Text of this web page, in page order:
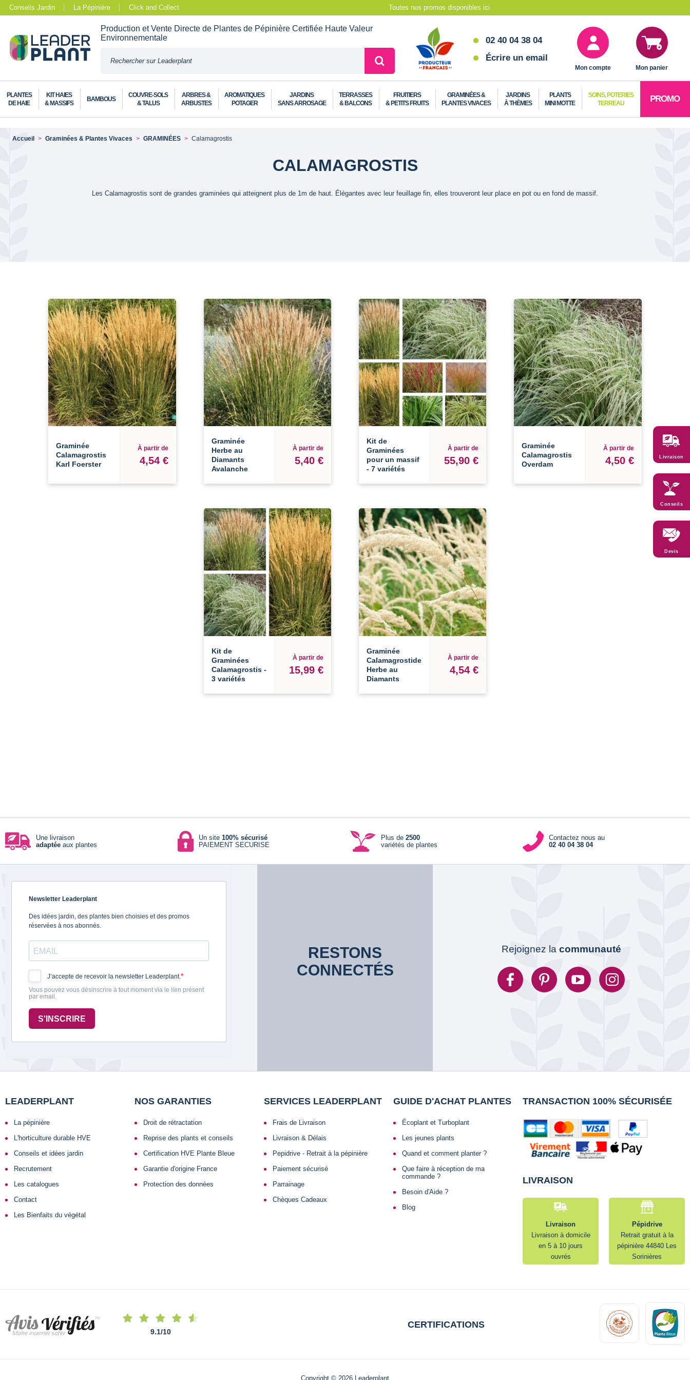
Conseils Jardin La Pépinière Click and Collect Toutes nos promos disponibles ici
Production et Vente Directe de Plantes de Pépinière Certifiée Haute Valeur
Environnementale
02 40 04 38 04
Écrire un email
Mon compte Mon panier
PLANTES
DE HAIE
KIT HAIES
& MASSIFS
BAMBOUS
COUVRE-SOLS
& TALUS
ARBRES &
ARBUSTES
AROMATIQUES
POTAGER
JARDINS
SANS ARROSAGE
TERRASSES
& BALCONS
FRUITIERS
& PETITS FRUITS
GRAMINÉES &
PLANTES VIVACES
JARDINS
À THÈMES
PLANTS
MINI MOTTE
SOINS, POTERIES
TERREAU
PROMO
Accueil Graminées & Plantes Vivaces GRAMINÉES Calamagrostis
CALAMAGROSTIS
Les Calamagrostis sont de grandes graminées qui atteignent plus de 1m de haut. Élégantes avec leur feuillage fin, elles trouveront leur place en pot ou en fond de massif.
Graminée
Calamagrostis
Karl Foerster
À partir de
4,54 €
Graminée
Herbe au
Diamants
Avalanche
À partir de
5,40 €
Kit de
Graminées
pour un massif
- 7 variétés
À partir de
55,90 €
Graminée
Calamagrostis
Overdam
À partir de
4,50 €
Kit de
Graminées
Calamagrostis -
3 variétés
À partir de
15,99 €
Graminée
Calamagrostide
Herbe au
Diamants
À partir de
4,54 €
Une livraison
adaptée aux plantes
Un site 100% sécurisé
PAIEMENT SECURISE
Plus de 2500
variétés de plantes
Contactez nous au
02 40 04 38 04
Newsletter Leaderplant
Des idées jardin, des plantes bien choisies et des promos
réservées à nos abonnés.
J’accepte de recevoir la newsletter Leaderplant.
Vous pouvez vous désinscrire à tout moment via le lien présent
par email.
S'INSCRIRE
RESTONS
CONNECTÉS
Rejoignez la communauté
LEADERPLANT
La pépinière
L'horticulture durable HVE
Conseils et idées jardin
Recrutement
Les catalogues
Contact
Les Bienfaits du végétal
NOS GARANTIES
Droit de rétractation
Reprise des plants et conseils
Certification HVE Plante Bleue
Garantie d'origine France
Protection des données
SERVICES LEADERPLANT
Frais de Livraison
Livraison & Délais
Pepidrive - Retrait à la pépinière
Paiement sécurisé
Parrainage
Chèques Cadeaux
GUIDE D'ACHAT PLANTES
Écoplant et Turboplant
Les jeunes plants
Quand et comment planter ?
Que faire à réception de ma
commande ?
Besoin d'Aide ?
Blog
TRANSACTION 100% SÉCURISÉE
LIVRAISON
Livraison
Livraison à domicile
en 5 à 10 jours
ouvrés
Pépidrive
Retrait gratuit à la
pépinière 44840 Les
Sorinières
9.1/10
CERTIFICATIONS
Copyright © 2026 Leaderplant
Livraison
Conseils
Devis